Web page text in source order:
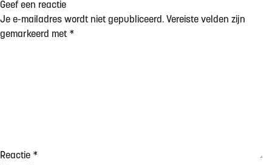
Geef een reactie
Je e-mailadres wordt niet gepubliceerd. Vereiste velden zijn
gemarkeerd met *
Reactie *